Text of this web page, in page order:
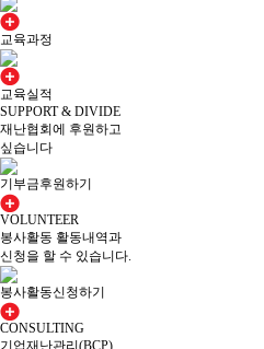
교육과정
교육실적
SUPPORT & DIVIDE
재난협회에 후원하고
싶습니다
기부금후원하기
VOLUNTEER
봉사활동 활동내역과
신청을 할 수 있습니다.
봉사활동신청하기
CONSULTING